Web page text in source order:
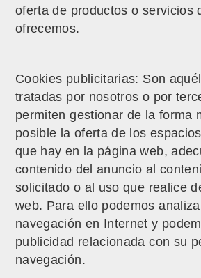
oferta de productos o servicios
ofrecemos.
Cookies publicitarias: Son
tratadas por nosotros o por
permiten gestionar de la forma
posible la oferta de los
que hay en la página web,
contenido del anuncio al
solicitado o al uso que realice
web. Para ello podemos
navegación en Internet y
publicidad relacionada con su
navegación.